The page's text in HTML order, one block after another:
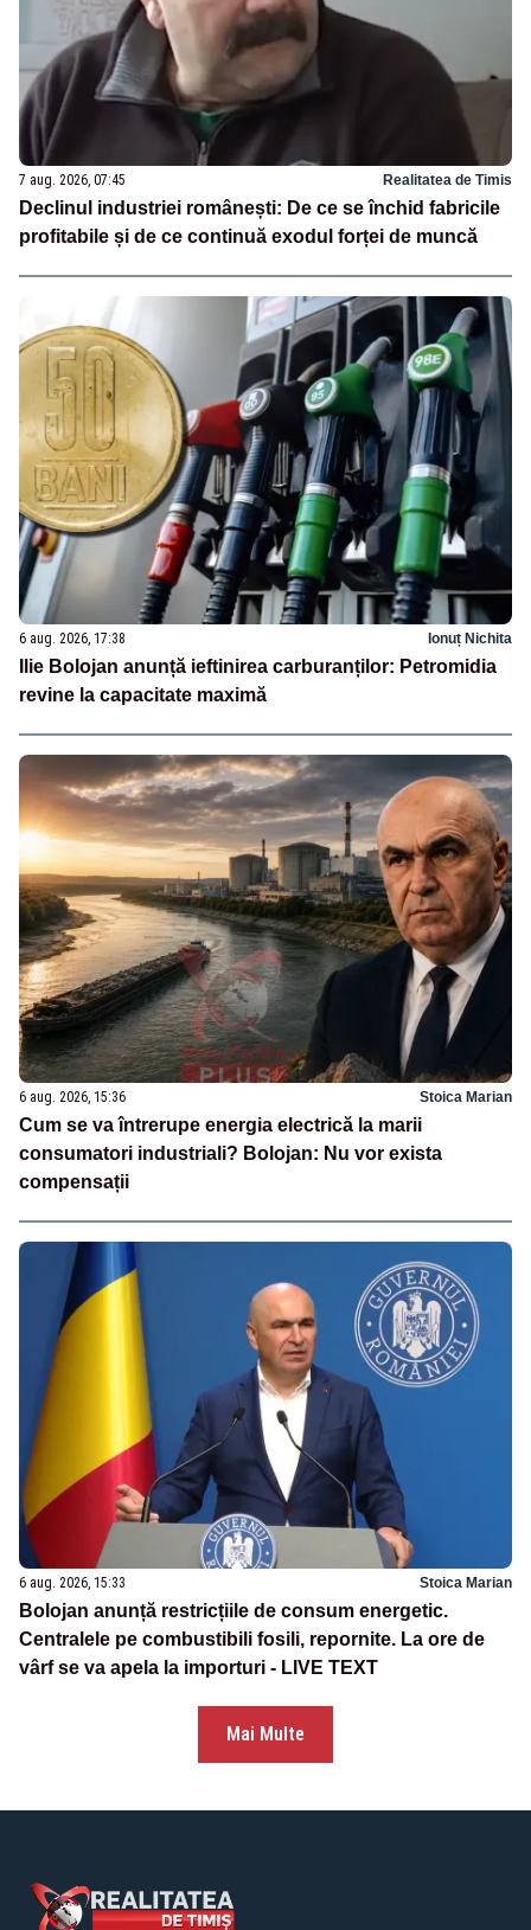
7 aug. 2026, 07:45 Realitatea de Timis
Declinul industriei românești: De ce se închid fabricile
profitabile și de ce continuă exodul forței de muncă
6 aug. 2026, 17:38 Ionuț Nichita
Ilie Bolojan anunță ieftinirea carburanților: Petromidia
revine la capacitate maximă
6 aug. 2026, 15:36 Stoica Marian
Cum se va întrerupe energia electrică la marii
consumatori industriali? Bolojan: Nu vor exista
compensații
6 aug. 2026, 15:33 Stoica Marian
Bolojan anunță restricțiile de consum energetic.
Centralele pe combustibili fosili, repornite. La ore de
vârf se va apela la importuri - LIVE TEXT
Mai Multe